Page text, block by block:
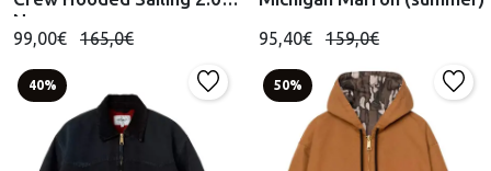
Negro
99,00€ 165,0€ 95,40€ 159,0€
40% 50%